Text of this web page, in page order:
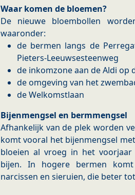
Waar komen de bloemen?
De nieuwe bloembollen
waaronder:
de bermen langs de
Pieters-Leeuwsesteenweg
de inkomzone aan de Aldi op
de omgeving van het
de Welkomstlaan
Bijenmengsel en bermmengsel
Afhankelijk van de plek worden
komt vooral het bijenmengsel
bloeien al vroeg in het
bijen. In hogere bermen
narcissen en sieruien, die beter